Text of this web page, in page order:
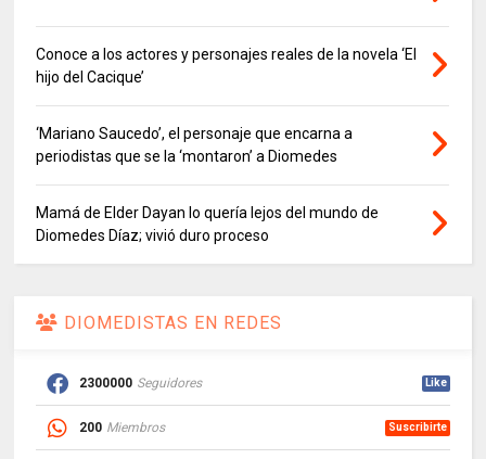
Conoce a los actores y personajes reales de la novela ‘El
hijo del Cacique’
‘Mariano Saucedo’, el personaje que encarna a
periodistas que se la ‘montaron’ a Diomedes
Mamá de Elder Dayan lo quería lejos del mundo de
Diomedes Díaz; vivió duro proceso
DIOMEDISTAS EN REDES
2300000 Seguidores Like
200 Miembros Suscribirte